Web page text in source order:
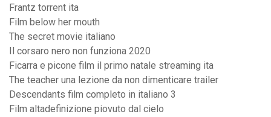
Frantz torrent ita
Film below her mouth
The secret movie italiano
Il corsaro nero non funziona 2020
Ficarra e picone film il primo natale streaming ita
The teacher una lezione da non dimenticare trailer
Descendants film completo in italiano 3
Film altadefinizione piovuto dal cielo